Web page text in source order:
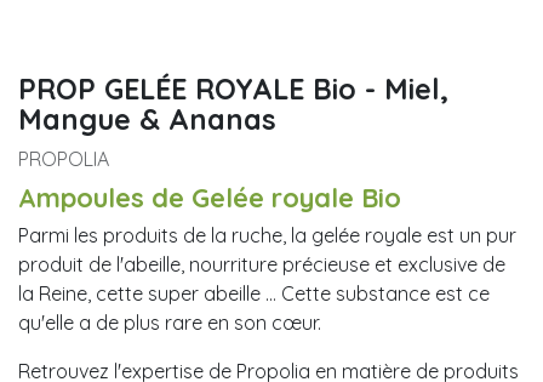
PROP GELÉE ROYALE Bio - Miel,
Mangue & Ananas
PROPOLIA
Ampoules de Gelée royale Bio
Parmi les produits de la ruche, la gelée royale est un pur
produit de l'abeille, nourriture précieuse et exclusive de
la Reine, cette super abeille … Cette substance est ce
qu'elle a de plus rare en son cœur.
Retrouvez l'expertise de Propolia en matière de produits